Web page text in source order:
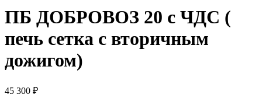
ПБ ДОБРОВОЗ 20 с ЧДС (
печь сетка с вторичным
дожигом)
45 300 ₽